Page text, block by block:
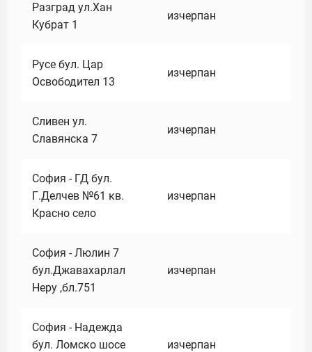
Разград ул.Хан
Кубрат 1
изчерпан
Русе бул. Цар
Освободител 13
изчерпан
Сливен ул.
Славянска 7
изчерпан
София - ГД бул.
Г.Делчев №61 кв.
Красно село
изчерпан
София - Люлин 7
бул.Джавахарлал
Неру ,бл.751
изчерпан
София - Надежда
бул. Ломско шосе
изчерпан